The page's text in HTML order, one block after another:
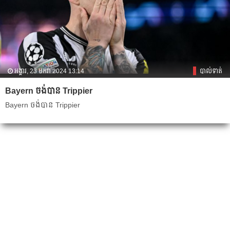
អង្គារ, 23 មករា 2024 13:14 បាល់ទាត់
Bayern ចង់​បាន Trippier
Bayern ចង់​បាន Trippier